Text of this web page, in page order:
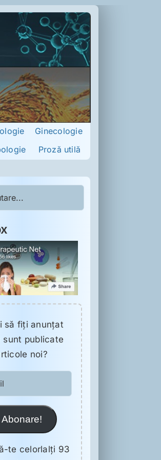
Ginecologie
Proză utilă
să fiţi anunţat
sunt publicate
noi?
Abonare!
te celorlalți 93